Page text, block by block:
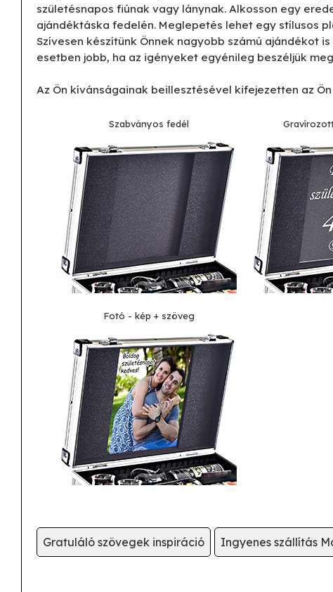
születésnapos fiúnak vagy lánynak. Alkosson egy
ajándéktáska fedelén. Meglepetés lehet egy stílusos
Szívesen készítünk Önnek nagyobb számú ajándékot
esetben jobb, ha az igényeket egyénileg beszéljük
Az Ön kívánságainak beillesztésével kifejezetten az
Szabványos fedél
Fotó - kép + szöveg
Gratuláló szövegek inspiráció Ingyenes szállítás